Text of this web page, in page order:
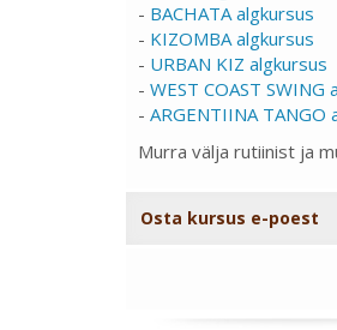
- BACHATA algkursus
- KIZOMBA algkursus
- URBAN KIZ algkursus
- WEST COAST SWING
- ARGENTIINA TANGO
Murra välja rutiinist ja
Osta kursus e-poest